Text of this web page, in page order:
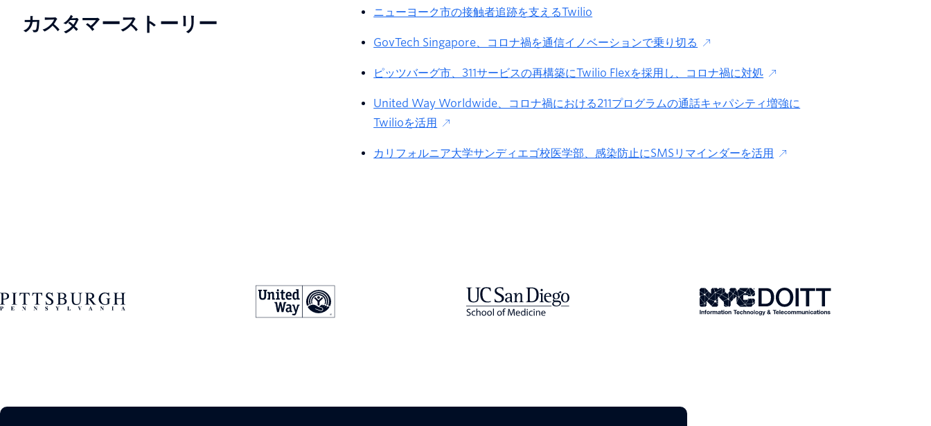
カスタマーストーリー ニューヨーク市の接触者追跡を支えるTwilio
GovTech Singapore、コロナ禍を通信イノベーションで乗り切る
ピッツバーグ市、311サービスの再構築にTwilio Flexを採用し、コロナ禍に対処
United Way Worldwide、コロナ禍における211プログラムの通話キャパシティ増強に
Twilioを活用
カリフォルニア大学サンディエゴ校医学部、感染防止にSMSリマインダーを活用